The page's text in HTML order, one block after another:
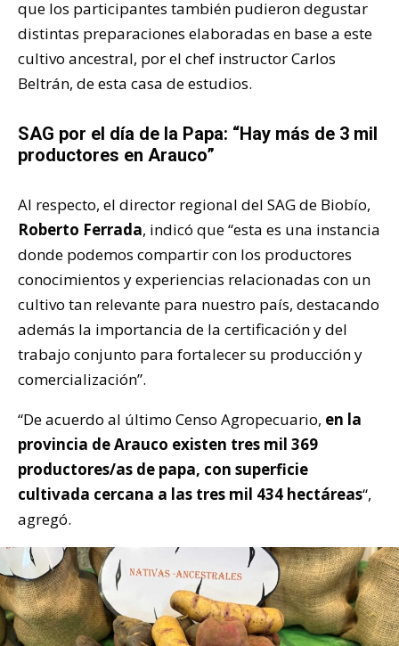
que los participantes también pudieron degustar
distintas preparaciones elaboradas en base a este
cultivo ancestral, por el chef instructor Carlos
Beltrán, de esta casa de estudios.
SAG por el día de la Papa: “Hay más de 3 mil
productores en Arauco”
Al respecto, el director regional del SAG de Biobío,
Roberto Ferrada, indicó que “esta es una instancia
donde podemos compartir con los productores
conocimientos y experiencias relacionadas con un
cultivo tan relevante para nuestro país, destacando
además la importancia de la certificación y del
trabajo conjunto para fortalecer su producción y
comercialización”.
“De acuerdo al último Censo Agropecuario, en la
provincia de Arauco existen tres mil 369
productores/as de papa, con superficie
cultivada cercana a las tres mil 434 hectáreas“,
agregó.